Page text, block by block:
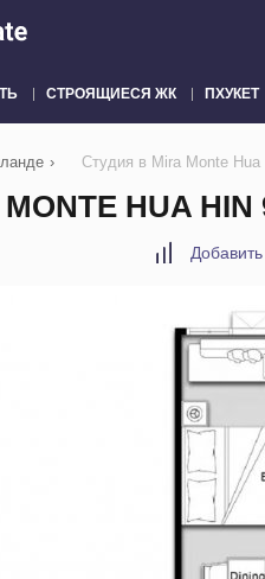
СТРОЯЩИЕСЯ ЖК ПХУКЕТ
› Студия в Mira Monte
HUA